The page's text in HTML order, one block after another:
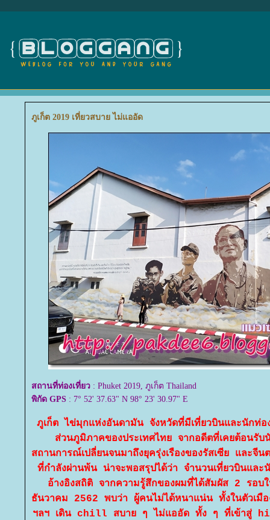
ภูเก็ต 2019 เที่ยวสบาย ไม่แออัด
สถานที่ท่องเที่ยว : Phuket 2019, ภูเก็ต Thailand
พิกัด GPS : 7° 52' 37.63" N 98° 23' 30.97" E
ภูเก็ต ไข่มุกแห่งอันดามัน จังหวัดที่มีเที่ยวบินและนักท่อ
ส่วนภูมิภาคของประเทศไทย จากอดีตที่เคยต้อนรับ
สถานการณ์เปลี่ยนจนมาถึงยุครุ่งเรืองของรัสเซีย และจี
ที่กำลังผ่านพ้น น่าจะพอสรุปได้ว่า จำนวนเที่ยวบินและ
อ้างอิงสถิติ จากความรู้สึกของผมที่ได้สัมผัส 2 รอบ
ธันวาคม 2562 พบว่า ผู้คนไม่ได้หนาแน่น ทั้งในตัวเมื
ฯลฯ เดิน chill สบาย ๆ ไม่แออัด ทั้ง ๆ ที่เข้าสู่